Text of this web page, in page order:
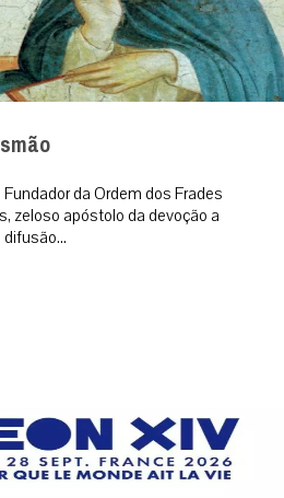
da Ordem dos Frades
zeloso apóstolo da devoção a